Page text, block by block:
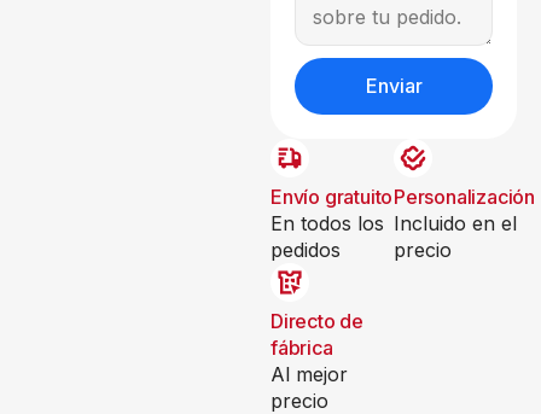
Enviar
Envío gratuito
En todos los
pedidos
Personalización
Incluido en el
precio
Directo de
fábrica
Al mejor
precio